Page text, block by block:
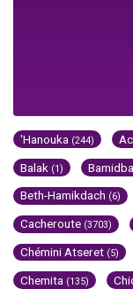
'Hanouka (244)
Balak (1)
Beth-Hamikdach (6)
Cacheroute (3703)
Chémini Atseret (5)
Chemita (135)